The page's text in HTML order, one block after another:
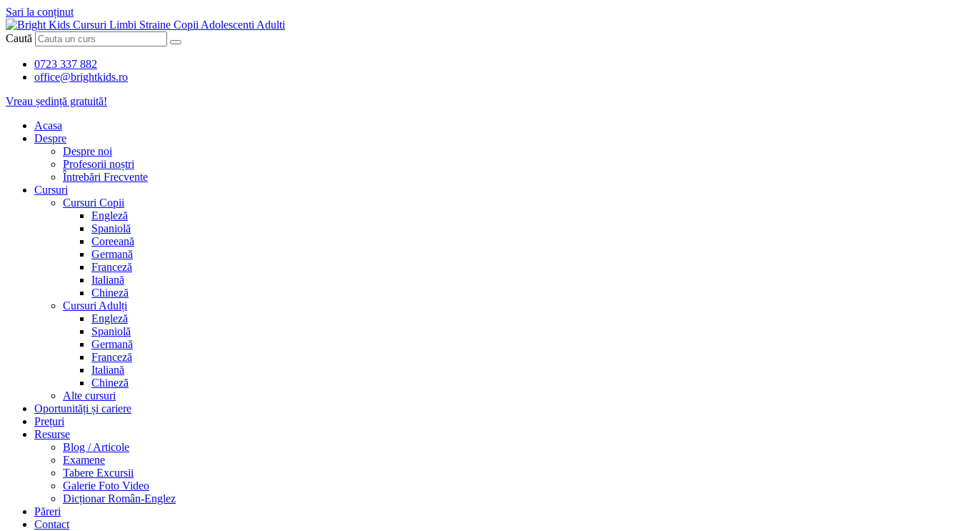
Sari la conținut
Caută
0723 337 882
office@brightkids.ro
Vreau ședință gratuită!
Acasa
Despre
Despre noi
Profesorii noștri
Întrebări Frecvente
Cursuri
Cursuri Copii
Engleză
Spaniolă
Coreeană
Germană
Franceză
Italiană
Chineză
Cursuri Adulți
Engleză
Spaniolă
Germană
Franceză
Italiană
Chineză
Alte cursuri
Oportunități și cariere
Prețuri
Resurse
Blog / Articole
Examene
Tabere Excursii
Galerie Foto Video
Dicționar Român-Englez
Păreri
Contact